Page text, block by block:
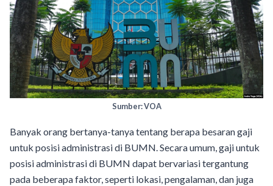
Sumber: VOA
Banyak orang bertanya-tanya tentang berapa besaran gaji
untuk posisi administrasi di BUMN. Secara umum, gaji untuk
posisi administrasi di BUMN dapat bervariasi tergantung
pada beberapa faktor, seperti lokasi, pengalaman, dan juga